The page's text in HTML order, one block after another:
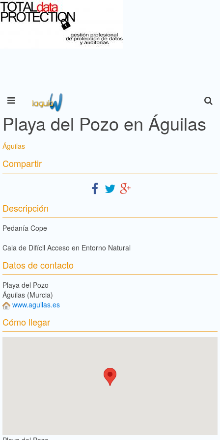
Playa del Pozo en Águilas
Águilas
Compartir
Descripción
Pedanía Cope
Cala de Difícil Acceso en Entorno Natural
Datos de contacto
Playa del Pozo
Águilas (Murcia)
www.aguilas.es
Cómo llegar